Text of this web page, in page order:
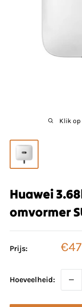
Klik op
Huawei
omvormer
Prijs:
Hoeveelheid: